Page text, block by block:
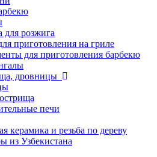
для розжига
приготовления на гриле
для приготовления барбекю
дровницы
печи
керамика и резьба по дереву
из Узбекистана